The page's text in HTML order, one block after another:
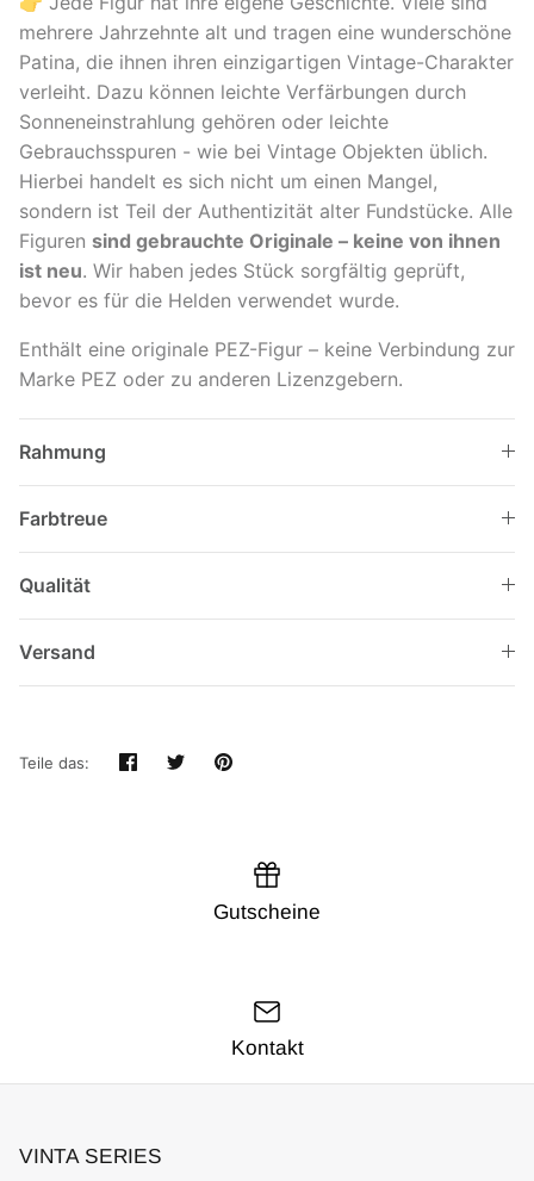
mehrere Jahrzehnte alt und tragen eine wunderschöne
Patina, die ihnen ihren einzigartigen Vintage-Charakter
verleiht. Dazu können leichte Verfärbungen durch
Sonneneinstrahlung gehören oder leichte
Gebrauchsspuren - wie bei Vintage Objekten üblich.
Hierbei handelt es sich nicht um einen Mangel,
sondern ist Teil der Authentizität alter Fundstücke. Alle
Figuren sind gebrauchte Originale – keine von ihnen
ist neu. Wir haben jedes Stück sorgfältig geprüft,
bevor es für die Helden verwendet wurde.
Enthält eine originale PEZ-Figur – keine Verbindung zur
Marke PEZ oder zu anderen Lizenzgebern.
Rahmung
Farbtreue
Qualität
Versand
Teile das: TeilenTwitternPinnen
Gutscheine
Kontakt
VINTA SERIES